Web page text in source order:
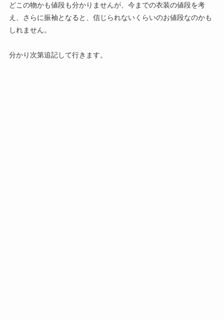
どこの物かも値段も分かりませんが、今までの衣装の値段を考
え、さらに振袖となると、信じられないくらいのお値段なのかも
しれません。
分かり次第追記して行きます。